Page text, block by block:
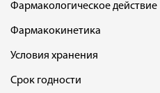
Фармакологическое действие
Фармакокинетика
Условия хранения
Срок годности